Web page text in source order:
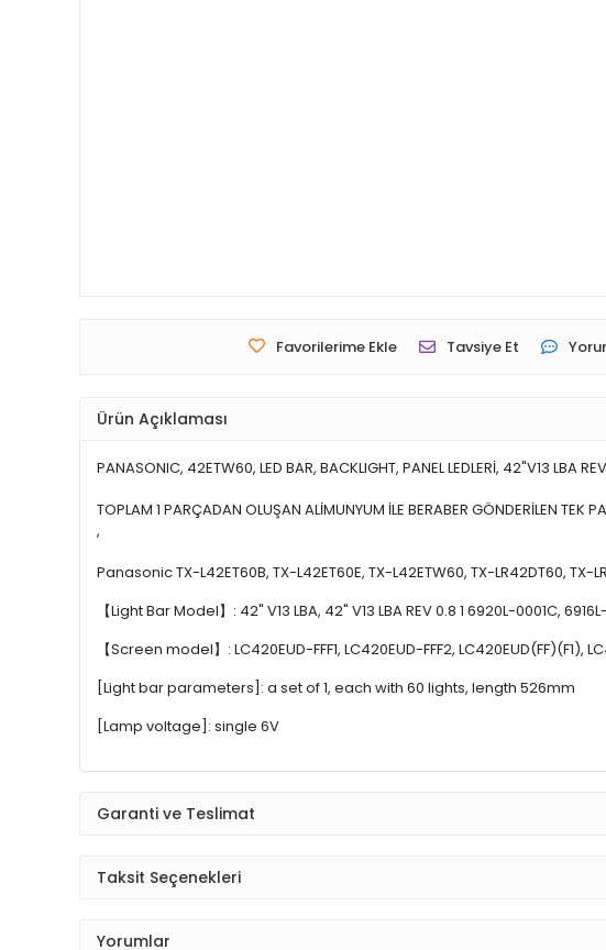
Favorilerime Ekle Tavsiye Et
Ürün Açıklaması
PANASONIC, 42ETW60, LED BAR, BACKLIGHT, PANEL LEDLERİ, 42"V13 LBA
TOPLAM 1 PARÇADAN OLUŞAN ALİMUNYUM İLE BERABER GÖNDERİLEN TEK
,
Panasonic TX-L42ET60B, TX-L42ET60E, TX-L42ETW60, TX-LR42DT60, TX-
【Light Bar Model】: 42" V13 LBA, 42" V13 LBA REV 0.8 1 6920L-0001C,
【Screen model】: LC420EUD-FFF1, LC420EUD-FFF2, LC420EUD(FF)(F1),
[Light bar parameters]: a set of 1, each with 60 lights, length 526mm
[Lamp voltage]: single 6V
Garanti ve Teslimat
Taksit Seçenekleri
Yorumlar